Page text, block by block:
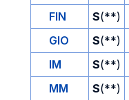
FIN
S(**)
GIO
S(**)
IM
S(**)
MM
S(**)